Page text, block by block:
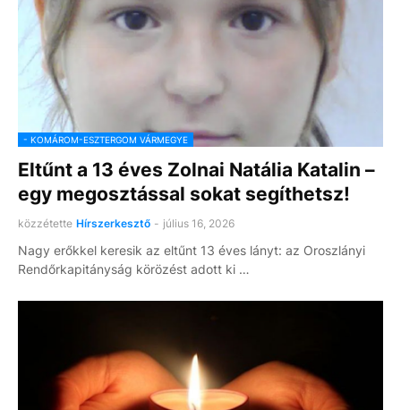
- KOMÁROM-ESZTERGOM VÁRMEGYE
Eltűnt a 13 éves Zolnai Natália Katalin –
egy megosztással sokat segíthetsz!
közzétette Hírszerkesztő - július 16, 2026
Nagy erőkkel keresik az eltűnt 13 éves lányt: az Oroszlányi
Rendőrkapitányság körözést adott ki …